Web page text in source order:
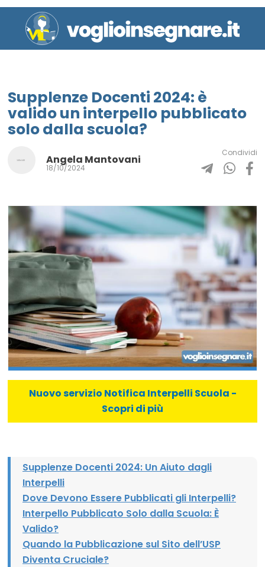
Supplenze Docenti 2024: è
valido un interpello pubblicato
solo dalla scuola?
Angela Mantovani
18/10/2024
Condividi
Nuovo servizio Notifica Interpelli Scuola -
Scopri di più
Supplenze Docenti 2024: Un Aiuto dagli
Interpelli
Dove Devono Essere Pubblicati gli Interpelli?
Interpello Pubblicato Solo dalla Scuola: È
Valido?
Quando la Pubblicazione sul Sito dell’USP
Diventa Cruciale?